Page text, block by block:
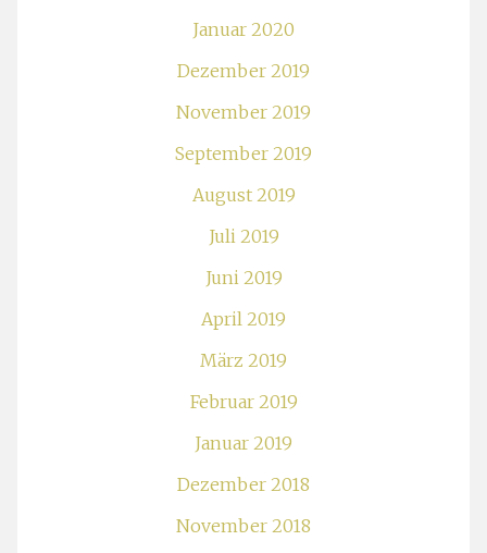
Januar 2020
Dezember 2019
November 2019
September 2019
August 2019
Juli 2019
Juni 2019
April 2019
März 2019
Februar 2019
Januar 2019
Dezember 2018
November 2018